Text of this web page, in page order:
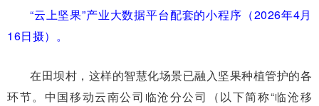
“云上坚果”产业大数据平台配套的小程序（2026年4月
16日摄）。
在田坝村，这样的智慧化场景已融入坚果种植管护的各
环节。中国移动云南公司临沧分公司（以下简称“临沧移